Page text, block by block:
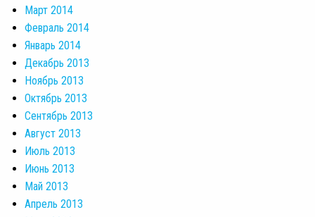
Март 2014
Февраль 2014
Январь 2014
Декабрь 2013
Ноябрь 2013
Октябрь 2013
Сентябрь 2013
Август 2013
Июль 2013
Июнь 2013
Май 2013
Апрель 2013